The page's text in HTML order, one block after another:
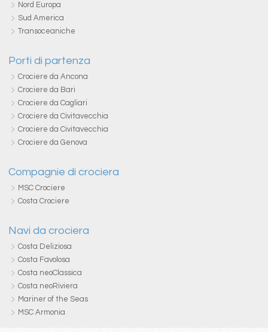
Nord Europa
Sud America
Transoceaniche
Porti di partenza
Crociere da Ancona
Crociere da Bari
Crociere da Cagliari
Crociere da Civitavecchia
Crociere da Civitavecchia
Crociere da Genova
Compagnie di crociera
MSC Crociere
Costa Crociere
Navi da crociera
Costa Deliziosa
Costa Favolosa
Costa neoClassica
Costa neoRiviera
Mariner of the Seas
MSC Armonia